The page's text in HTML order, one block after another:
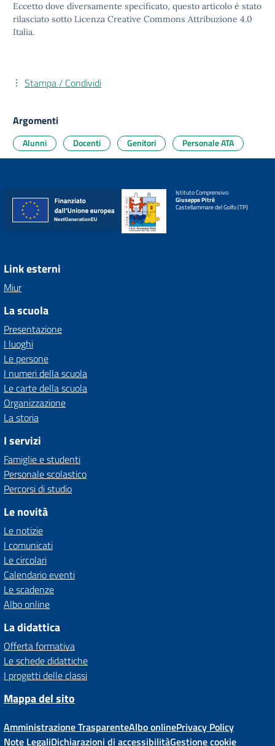
Eccetto dove diversamente specificato, questo articolo è stato
rilasciato sotto Licenza Creative Commons Attribuzione 4.0
Italia.
Stampa / Condividi
Argomenti
Alunni Docenti Genitori Personale ATA
Istituto Comprensivo
Giuseppe Pitrè
Castellammare del Golfo (TP)
Link esterni
Miur
La scuola
Presentazione
I luoghi
Le persone
I numeri della scuola
Le carte della scuola
Organizzazione
La storia
I servizi
Famiglie e studenti
Personale scolastico
Percorsi di studio
Le novità
Le notizie
I comunicati
Le circolari
Calendario eventi
Le scadenze
Albo online
La didattica
Offerta formativa
Le schede didattiche
I progetti delle classi
Mappa del sito
Amministrazione TrasparenteAlbo onlinePrivacy Policy
Note LegaliDichiarazioni di accessibilitàGestione cookie